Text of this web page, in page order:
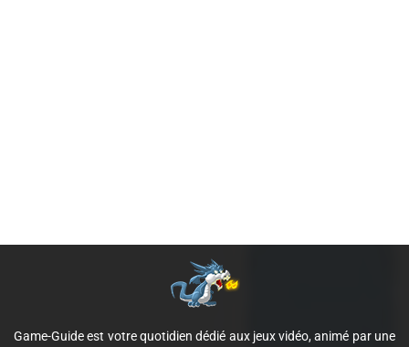
Game-Guide est votre quotidien dédié aux jeux vidéo, animé par une